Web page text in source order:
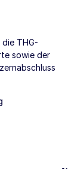
THG-
sowie der